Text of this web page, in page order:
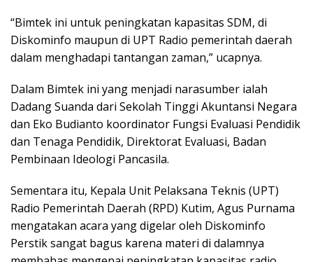
“Bimtek ini untuk peningkatan kapasitas SDM, di
Diskominfo maupun di UPT Radio pemerintah daerah
dalam menghadapi tantangan zaman,” ucapnya.
Dalam Bimtek ini yang menjadi narasumber ialah
Dadang Suanda dari Sekolah Tinggi Akuntansi Negara
dan Eko Budianto koordinator Fungsi Evaluasi Pendidik
dan Tenaga Pendidik, Direktorat Evaluasi, Badan
Pembinaan Ideologi Pancasila.
Sementara itu, Kepala Unit Pelaksana Teknis (UPT)
Radio Pemerintah Daerah (RPD) Kutim, Agus Purnama
mengatakan acara yang digelar oleh Diskominfo
Perstik sangat bagus karena materi di dalamnya